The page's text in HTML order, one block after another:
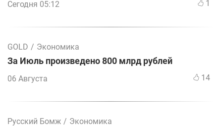
Сегодня 05:12 1
GOLD / Экономика
За Июль произведено 800 млрд рублей
06 Августа 14
Русский Бомж / Экономика